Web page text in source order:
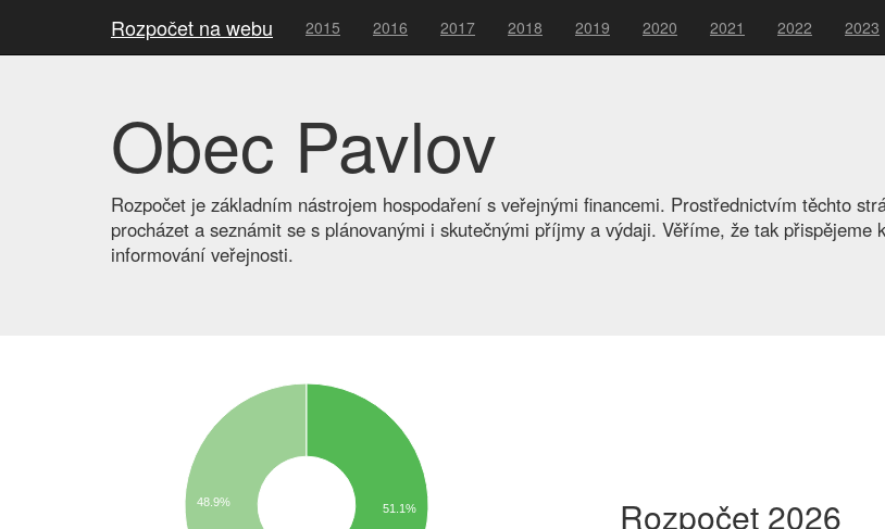
Rozpočet na webu 2015 2016 2017 2018 2019 2020 2021 2022 2023
Obec Pavlov
Rozpočet je základním nástrojem hospodaření s veřejnými financemi. Prostřednictvím těchto
procházet a seznámit se s plánovanými i skutečnými příjmy a výdaji. Věříme, že tak
informování veřejnosti.
48.9% 51.1% Rozpočet 2026